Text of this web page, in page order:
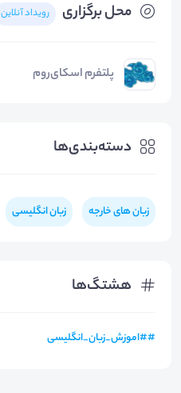
محل برگزاری رویداد آنلاین
پلتفرم اسکای‌روم
دسته‌بندی‌ها
زبان های خارجه زبان انگلیسی
هشتگ‌ها
##اموزش_زبان_انگلیسی